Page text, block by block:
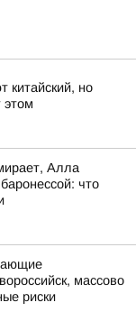
китайский, но
этом
Алла
что
массово
риски